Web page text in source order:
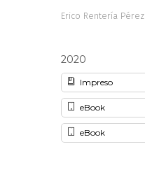
Erico Rentería Pérez
2020
Impreso
eBook
eBook